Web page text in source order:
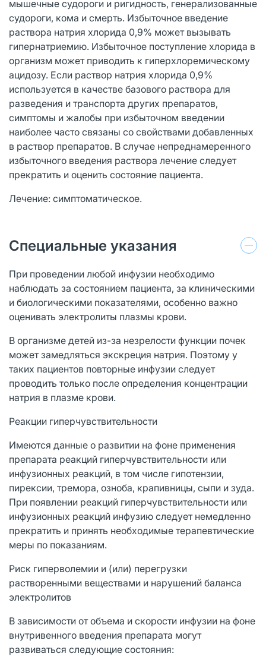
мышечные судороги и ригидность, генерализованные
судороги, кома и смерть. Избыточное введение
раствора натрия хлорида 0,9% может вызывать
гипернатриемию. Избыточное поступление хлорида в
организм может приводить к гиперхлоремическому
ацидозу. Если раствор натрия хлорида 0,9%
используется в качестве базового раствора для
разведения и транспорта других препаратов,
симптомы и жалобы при избыточном введении
наиболее часто связаны со свойствами добавленных
в раствор препаратов. В случае непреднамеренного
избыточного введения раствора лечение следует
прекратить и оценить состояние пациента.
Лечение: симптоматическое.
Специальные указания
При проведении любой инфузии необходимо
наблюдать за состоянием пациента, за клиническими
и биологическими показателями, особенно важно
оценивать электролиты плазмы крови.
В организме детей из-за незрелости функции почек
может замедляться экскреция натрия. Поэтому у
таких пациентов повторные инфузии следует
проводить только после определения концентрации
натрия в плазме крови.
Реакции гиперчувствительности
Имеются данные о развитии на фоне применения
препарата реакций гиперчувствительности или
инфузионных реакций, в том числе гипотензии,
пирексии, тремора, озноба, крапивницы, сыпи и зуда.
При появлении реакций гиперчувствительности или
инфузионных реакций инфузию следует немедленно
прекратить и принять необходимые терапевтические
меры по показаниям.
Риск гиперволемии и (или) перегрузки
растворенными веществами и нарушений баланса
электролитов
В зависимости от объема и скорости инфузии на фоне
внутривенного введения препарата могут
развиваться следующие состояния: